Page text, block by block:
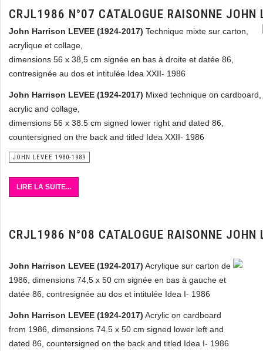
CRJL1986 N°07 CATALOGUE RAISONNE JOHN
John Harrison LEVEE (1924-2017) Technique mixte sur carton,
acrylique et collage,
dimensions 56 x 38,5 cm signée en bas à droite et datée 86,
contresignée au dos et intitulée Idea XXII- 1986
John Harrison LEVEE (1924-2017) Mixed technique on cardboard,
acrylic and collage,
dimensions 56 x 38.5 cm signed lower right and dated 86,
countersigned on the back and titled Idea XXII- 1986
JOHN LEVEE 1980-1989
LIRE LA SUITE...
CRJL1986 N°08 CATALOGUE RAISONNE JOHN
John Harrison LEVEE (1924-2017) Acrylique sur carton de
1986, dimensions 74,5 x 50 cm signée en bas à gauche et
datée 86, contresignée au dos et intitulée Idea I- 1986
John Harrison LEVEE (1924-2017) Acrylic on cardboard
from 1986, dimensions 74.5 x 50 cm signed lower left and
dated 86, countersigned on the back and titled Idea I- 1986